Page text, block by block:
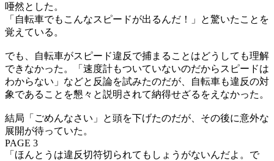
唖然とした。
「自転車でもこんなスピードが出るんだ！」と驚いたことを
覚えている。
でも、自転車がスピード違反で捕まることはどうしても理解
できなかった。「速度計もついていないのだからスピードは
わからない」などと反論を試みたのだが、自転車も違反の対
象であることを懇々と説明されて納得せざるをえなかった。
結局「ごめんなさい」と頭を下げたのだが、その後に意外な
展開が待っていた。
PAGE 3
「ほんとうは違反切符切られてもしょうがないんだよ。で